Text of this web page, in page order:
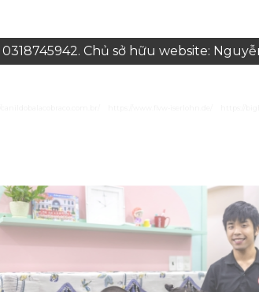
Chủ sở hữu website: